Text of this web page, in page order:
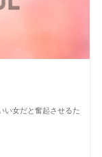
い女だと奮起させるた